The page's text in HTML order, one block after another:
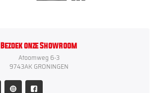
Bezoek onze Showroom
Atoomweg 6-3
9743AK GRONINGEN